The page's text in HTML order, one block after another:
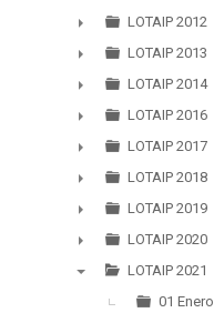
►
►
LOTAIP 2012
►
LOTAIP 2013
►
LOTAIP 2014
►
LOTAIP 2016
►
LOTAIP 2017
►
LOTAIP 2018
►
LOTAIP 2019
►
LOTAIP 2020
LOTAIP 2021
01 Enero